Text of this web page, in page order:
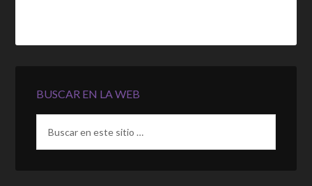
BUSCAR EN LA WEB